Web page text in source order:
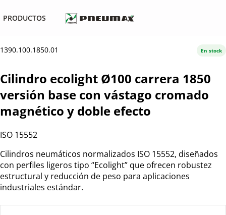
PRODUCTOS
1390.100.1850.01
Cilindro ecolight Ø100 carrera 1850
versión base con vástago cromado
magnético y doble efecto
ISO 15552
Cilindros neumáticos normalizados ISO 15552, diseñados
con perfiles ligeros tipo “Ecolight” que ofrecen robustez
estructural y reducción de peso para aplicaciones
industriales estándar.
En stock